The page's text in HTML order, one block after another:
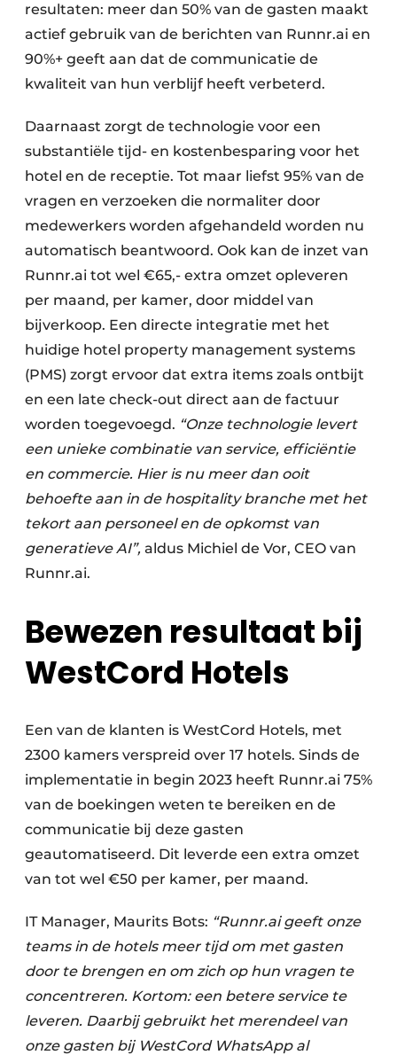
resultaten: meer dan 50% van de gasten maakt
actief gebruik van de berichten van Runnr.ai en
90%+ geeft aan dat de communicatie de
kwaliteit van hun verblijf heeft verbeterd.
Daarnaast zorgt de technologie voor een
substantiële tijd- en kostenbesparing voor het
hotel en de receptie. Tot maar liefst 95% van de
vragen en verzoeken die normaliter door
medewerkers worden afgehandeld worden nu
automatisch beantwoord. Ook kan de inzet van
Runnr.ai tot wel €65,- extra omzet opleveren
per maand, per kamer, door middel van
bijverkoop. Een directe integratie met het
huidige hotel property management systems
(PMS) zorgt ervoor dat extra items zoals ontbijt
en een late check-out direct aan de factuur
worden toegevoegd. “Onze technologie levert
een unieke combinatie van service, efficiëntie
en commercie. Hier is nu meer dan ooit
behoefte aan in de hospitality branche met het
tekort aan personeel en de opkomst van
generatieve AI”, aldus Michiel de Vor, CEO van
Runnr.ai.
Bewezen resultaat bij
WestCord Hotels
Een van de klanten is WestCord Hotels, met
2300 kamers verspreid over 17 hotels. Sinds de
implementatie in begin 2023 heeft Runnr.ai 75%
van de boekingen weten te bereiken en de
communicatie bij deze gasten
geautomatiseerd. Dit leverde een extra omzet
van tot wel €50 per kamer, per maand.
IT Manager, Maurits Bots: “Runnr.ai geeft onze
teams in de hotels meer tijd om met gasten
door te brengen en om zich op hun vragen te
concentreren. Kortom: een betere service te
leveren. Daarbij gebruikt het merendeel van
onze gasten bij WestCord WhatsApp al